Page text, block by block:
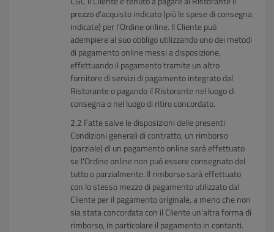
prezzo d'acquisto indicato (più le spese di consegna
indicate) per l'Ordine online. Il Cliente può
adempiere al suo obbligo utilizzando uno dei metodi
di pagamento online messi a disposizione,
effettuando il pagamento tramite un altro
fornitore di servizi di pagamento integrato dal
Ristorante o pagando il Ristorante nel luogo di
consegna o nel luogo di ritiro concordato.
Fatte salve le disposizioni delle presenti
Condizioni generali di contratto, un rimborso
(parziale) di un pagamento online sarà effettuato
se l'Ordine online non può essere consegnato del
tutto o parzialmente. Il rimborso sarà effettuato
con lo stesso mezzo di pagamento utilizzato dal
Cliente per il pagamento originale, a meno che non
sia stata concordata con il Cliente un'altra forma di
rimborso, in particolare il pagamento in contanti.